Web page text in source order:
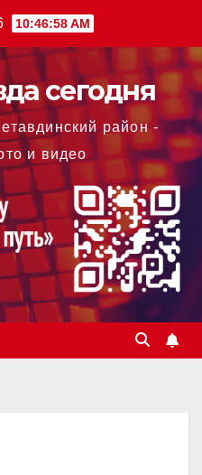
10:46:59 AM
сегодня
район -
и видео